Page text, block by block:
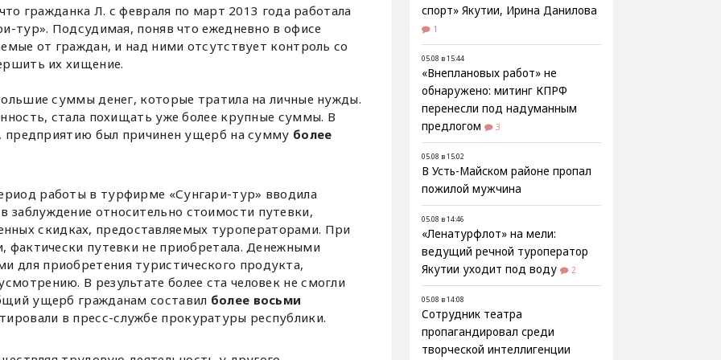
гражданка Л. с февраля по март 2013 года работала
тур». Подсудимая, поняв что ежедневно в офисе
от граждан, и над ними отсутствует контроль со
их хищение.
суммы денег, которые тратила на личные нужды.
стала похищать уже более крупные суммы. В
предприятию был причинен ущерб на сумму более
работы в турфирме «Сунгари-тур» вводила
заблуждение относительно стоимости путевки,
скидках, предоставляемых туроператорами. При
фактически путевки не приобретала. Денежными
для приобретения туристического продукта,
В результате более ста человек не смогли
ущерб гражданам составил более восьми
в пресс-службе прокуратуры республики.
спорт» Якутии, Ирина Данилова
1
05.08 в 15:44
«Внеплановых работ» не
обнаружено: митинг КПРФ
перенесли под надуманным
предлогом
3
05.08 в 15:02
В Усть-Майском районе пропал
пожилой мужчина
05.08 в 14:46
«Ленатурфлот» на мели:
ведущий речной туроператор
Якутии уходит под воду
2
05.08 в 14:08
Сотрудник театра
пропагандировал среди
творческой интеллигенции